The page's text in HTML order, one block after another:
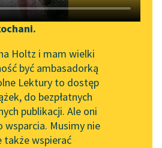
Zgłoś brak utworu
Narzędzia
Mapa Wolnych Lektur
Leśmianator
Przewodnik dla piszących i
czytających
Holtz i mam wielki
być ambasadorką
Lektury to dostęp
do bezpłatnych
publikacji. Ale oni
wsparcia. Musimy nie
także wspierać
Tadeusz Boy-Żeleński
Rozmowa schodzi na
nudę, która jest zmorą
epoki.
— Nuda jest może
przywilejem. Głupcy nie